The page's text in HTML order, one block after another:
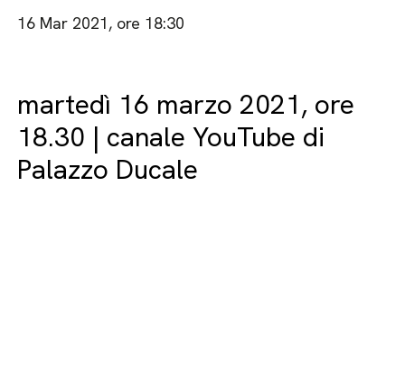
16 Mar 2021, ore 18:30
martedì 16 marzo 2021, ore
18.30 | canale YouTube di
Palazzo Ducale